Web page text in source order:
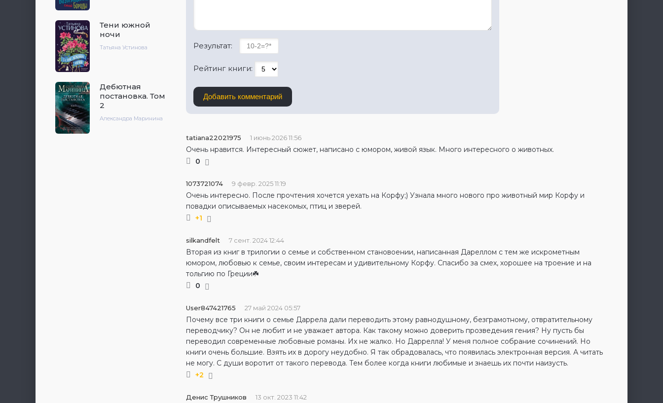
Тени южной
ночи
Татьяна Устинова
Дебютная
постановка. Том
2
Александра Маринина
Результат:
Рейтинг книги:
Добавить комментарий
tatiana22021975 1 июнь 2026 11:56
Очень нравится. Интересный сюжет, написано с юмором, живой язык. Много интересного о животных.
0
1073721074 9 февр. 2025 11:19
Очень интересно. После прочтения хочется уехать на Корфу;) Узнала много нового про животный мир Корфу и
повадки описываемых насекомых, птиц и зверей.
+1
silkandfelt 7 сент. 2024 12:44
Вторая из книг в трилогии о семье и собственном становоении, написанная Дареллом с тем же искрометным
юмором, любовью к семье, своим интересам и удивительному Корфу. Спасибо за смех, хорошее на троение и на
тольгию по Греции☘️
0
User847421765 27 май 2024 05:57
Почему все три книги о семье Даррела дали переводить этому равнодушному, безграмотному, отвратительному
переводчику? Он не любит и не уважает автора. Как такому можно доверить прозведения гения? Ну пусть бы
переводил современные любовные романы. Их не жалко. Но Даррелла! У меня полное собрание сочинений. Но
книги очень большие. Взять их в дорогу неудобно. Я так обрадовалась, что появилась электронная версия. А читать
не могу. С души воротит от такого перевода. Тем более когда книги любимые и знаешь их почти наизусть.
+2
Денис Трушников 13 окт. 2023 11:42